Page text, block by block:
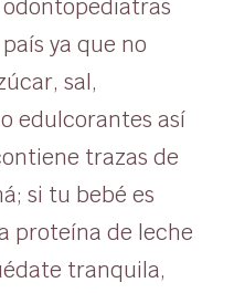
ya que no
sal,
edulcorantes así
trazas de
si tu bebé es
proteína de leche
tranquila,